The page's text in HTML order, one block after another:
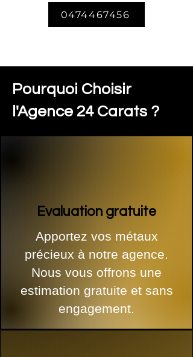
0474467456
Pourquoi Choisir
l'Agence 24 Carats ?
Evaluation gratuite
Apportez vos métaux
précieux à notre agence.
Nous vous offrons une
estimation gratuite et sans
engagement.